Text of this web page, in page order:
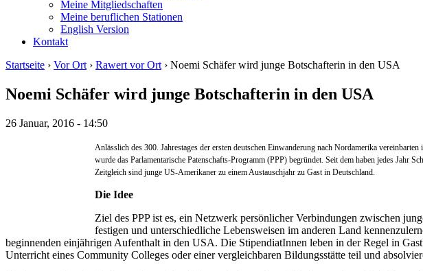
Meine Mitgliedschaften
Meine beruflichen Stationen
English Version
Kontakt
Startseite › Vor Ort › Rawert vor Ort › Noemi Schäfer wird junge Botschafterin in den USA
Noemi Schäfer wird junge Botschafterin in den USA
26 Januar, 2016 - 14:50
Anlässlich des 300. Jahrestages der ersten deutschen Einwanderung nach Nordamerika
wurde das Parlamentarische Patenschafts-Programm (PPP) begründet. Seit dem haben jedes Jahr
Zeitgleich sind junge US-Amerikaner zu einem Austauschjahr zu Gast in Deutschland.
Die Idee
Ziel des PPP ist es, ein Netzwerk persönlicher Verbindungen zwischen
festigen und unterschiedliche Lebensweisen im anderen Land
beginnenden einjährigen Aufenthalt in den USA. Die StipendiatInnen leben in der Regel in
Unterricht eines Community Colleges oder einer vergleichbaren Bildungsstätte teil und